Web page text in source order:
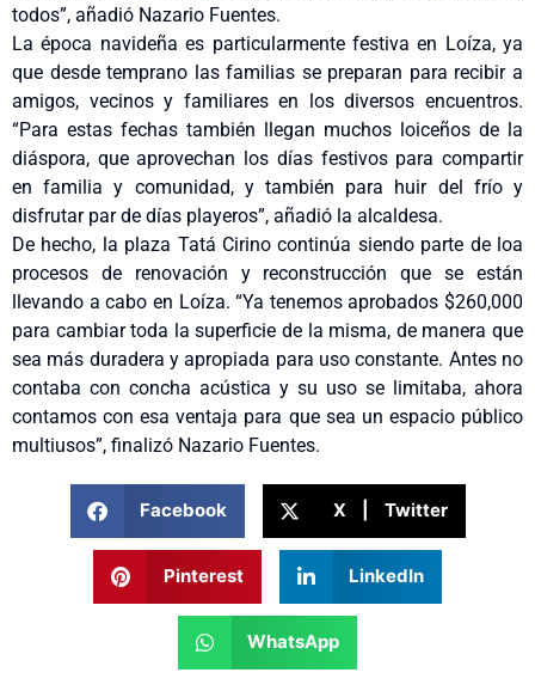
todos”, añadió Nazario Fuentes.
La época navideña es particularmente festiva en Loíza, ya
que desde temprano las familias se preparan para recibir a
amigos, vecinos y familiares en los diversos encuentros.
“Para estas fechas también llegan muchos loiceños de la
diáspora, que aprovechan los días festivos para compartir
en familia y comunidad, y también para huir del frío y
disfrutar par de días playeros”, añadió la alcaldesa.
De hecho, la plaza Tatá Cirino continúa siendo parte de loa
procesos de renovación y reconstrucción que se están
llevando a cabo en Loíza. “Ya tenemos aprobados $260,000
para cambiar toda la superficie de la misma, de manera que
sea más duradera y apropiada para uso constante. Antes no
contaba con concha acústica y su uso se limitaba, ahora
contamos con esa ventaja para que sea un espacio público
multiusos”, finalizó Nazario Fuentes.
Facebook X | Twitter
Pinterest LinkedIn
WhatsApp